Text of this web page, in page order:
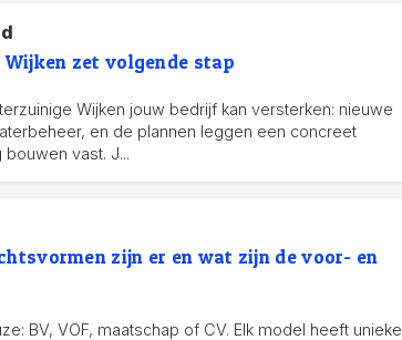
zet volgende stap
Wijken jouw bedrijf kan versterken: nieuwe
en de plannen leggen een concreet
vast. J...
zijn er en wat zijn de voor- en
BV, VOF, maatschap of CV. Elk model heeft unieke